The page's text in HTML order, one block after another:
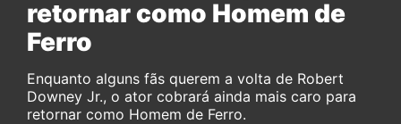
retornar como Homem de
Ferro
Enquanto alguns fãs querem a volta de Robert
Downey Jr., o ator cobrará ainda mais caro para
retornar como Homem de Ferro.